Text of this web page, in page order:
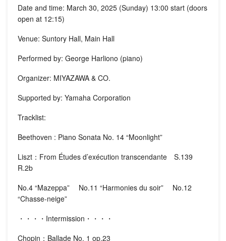
Date and time: March 30, 2025 (Sunday) 13:00 start (doors
open at 12:15)
Venue: Suntory Hall, Main Hall
Performed by: George Harliono (piano)
Organizer: MIYAZAWA & CO.
Supported by: Yamaha Corporation
Tracklist:
Beethoven : Piano Sonata No. 14 “Moonlight”
Liszt：From Études d’exécution transcendante S.139
R.2b
No.4 “Mazeppa” No.11 “Harmonies du soir” No.12
“Chasse-neige”
・・・・Intermission・・・・
Chopin：Ballade No. 1 op.23